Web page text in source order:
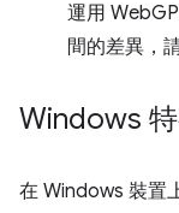
運用
間的差異，
Windows
在 Windows 裝置